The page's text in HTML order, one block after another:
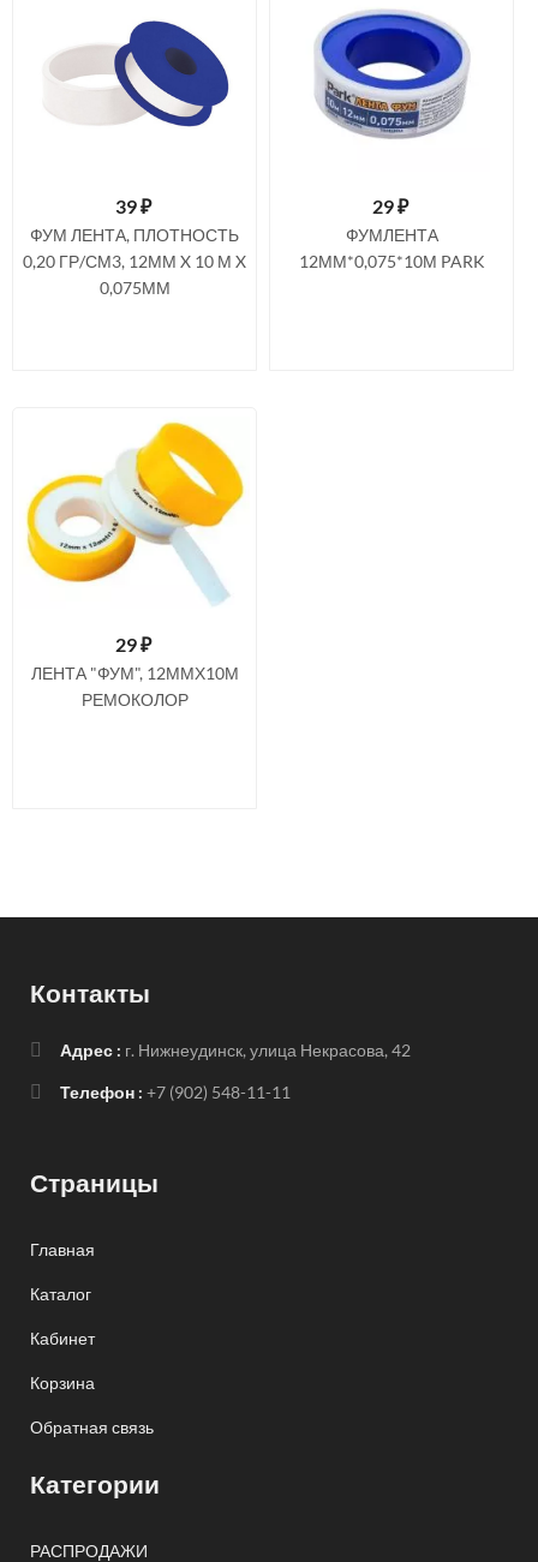
39₽
ФУМ ЛЕНТА, ПЛОТНОСТЬ
0,20 ГР/СМ3, 12ММ X 10 М X
0,075ММ
29₽
ФУМЛЕНТА
12ММ*0,075*10М PARK
29₽
ЛЕНТА "ФУМ", 12ММХ10М
РЕМОКОЛОР
Контакты
Адрес : г. Нижнеудинск, улица Некрасова, 42
Телефон : +7 (902) 548-11-11
Страницы
Главная
Каталог
Кабинет
Корзина
Обратная связь
Категории
РАСПРОДАЖИ